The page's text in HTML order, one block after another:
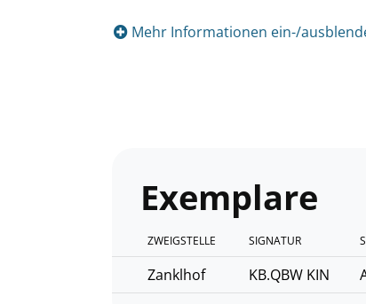
Mehr Informationen ein-/
Exemplare
ZWEIGSTELLE SIGNATUR
Zanklhof KB.QBW KIN